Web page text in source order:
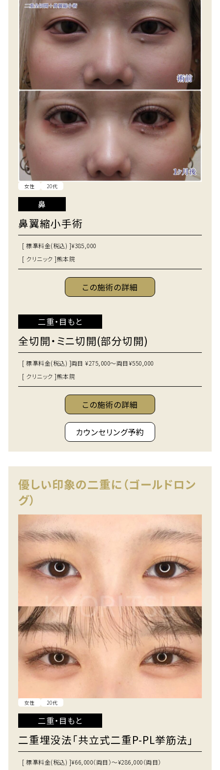
女性 20代
鼻
鼻翼縮小手術
[ 標準料金(税込) ]¥385,000
[ クリニック ]熊本院
この施術の詳細
二重・目もと
全切開・ミニ切開(部分切開)
[ 標準料金(税込) ]両目 ¥275,000～両目¥550,000
[ クリニック ]熊本院
この施術の詳細
カウンセリング予約
優しい印象の二重に（ゴールドロン
グ）
女性 20代
二重・目もと
二重埋没法「共立式二重P-PL挙筋法」
[ 標準料金(税込) ]¥66,000（両目）～¥286,000（両目）